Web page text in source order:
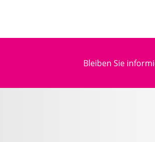
Bleiben Sie